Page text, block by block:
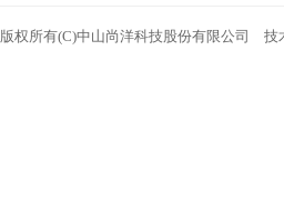
版权所有(C)中山尚洋科技股份有限公司 技